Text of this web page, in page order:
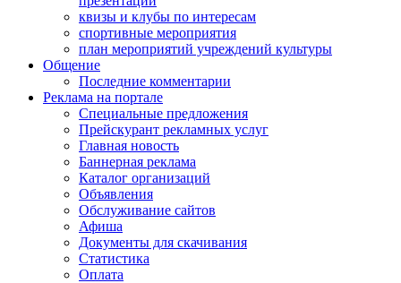
квизы и клубы по интересам
спортивные мероприятия
план мероприятий учреждений культуры
Общение
Последние комментарии
Реклама на портале
Специальные предложения
Прейскурант рекламных услуг
Главная новость
Баннерная реклама
Каталог организаций
Объявления
Обслуживание сайтов
Афиша
Документы для скачивания
Статистика
Оплата